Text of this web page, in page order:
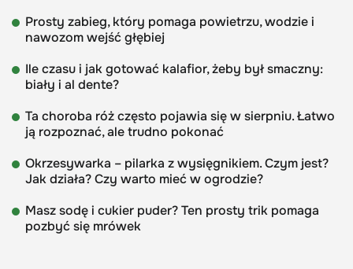
Prosty zabieg, który pomaga powietrzu, wodzie i
nawozom wejść głębiej
Ile czasu i jak gotować kalafior, żeby był smaczny:
biały i al dente?
Ta choroba róż często pojawia się w sierpniu. Łatwo
ją rozpoznać, ale trudno pokonać
Okrzesywarka – pilarka z wysięgnikiem. Czym jest?
Jak działa? Czy warto mieć w ogrodzie?
Masz sodę i cukier puder? Ten prosty trik pomaga
pozbyć się mrówek